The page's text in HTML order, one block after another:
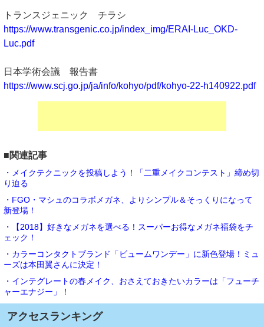
トランスジェニック チラシ
https://www.transgenic.co.jp/index_img/ERAI-Luc_OKD-
Luc.pdf
日本学術会議 報告書
https://www.scj.go.jp/ja/info/kohyo/pdf/kohyo-22-h140922.pdf
■関連記事
・メイクテクニックを投稿しよう！「二重メイクコンテスト」締め切
り迫る
・FGO・マシュのコラボメガネ、よりシンプル＆そっくりになって
新登場！
・【2018】好きなメガネを選べる！スーパーお得なメガネ福袋をチ
ェック！
・カラーコンタクトブランド「ビュームワンデー」に新色登場！ミュ
ーズは本田翼さんに決定！
・インテグレートの春メイク、おさえておきたいカラーは「フューチ
ャーエナジー」！
アクセスランキング